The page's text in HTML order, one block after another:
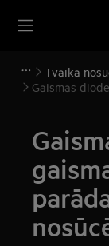
Tvaika
Gaismas